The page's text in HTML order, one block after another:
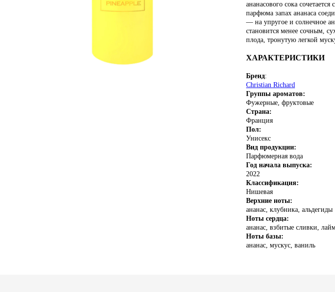
ананасового сока
парфюма запах ананаса
— на упругое и солнечное
становится менее сочным,
плода, тронутую легкой
ХАРАКТЕРИСТИКИ
Бренд:
Christian Richard
Группы ароматов:
Фужерные, фруктовые
Страна:
Франция
Пол:
Унисекс
Вид продукции:
Парфюмерная вода
Год начала выпуска:
2022
Классификация:
Нишевая
Верхние ноты:
ананас, клубника, альдегиды
Ноты сердца:
ананас, взбитые сливки,
Ноты базы:
ананас, мускус, ваниль